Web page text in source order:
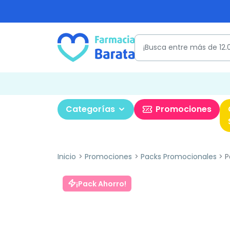
Categorías Promociones
Inicio Promociones Packs Promocionales
¡Pack Ahorro!